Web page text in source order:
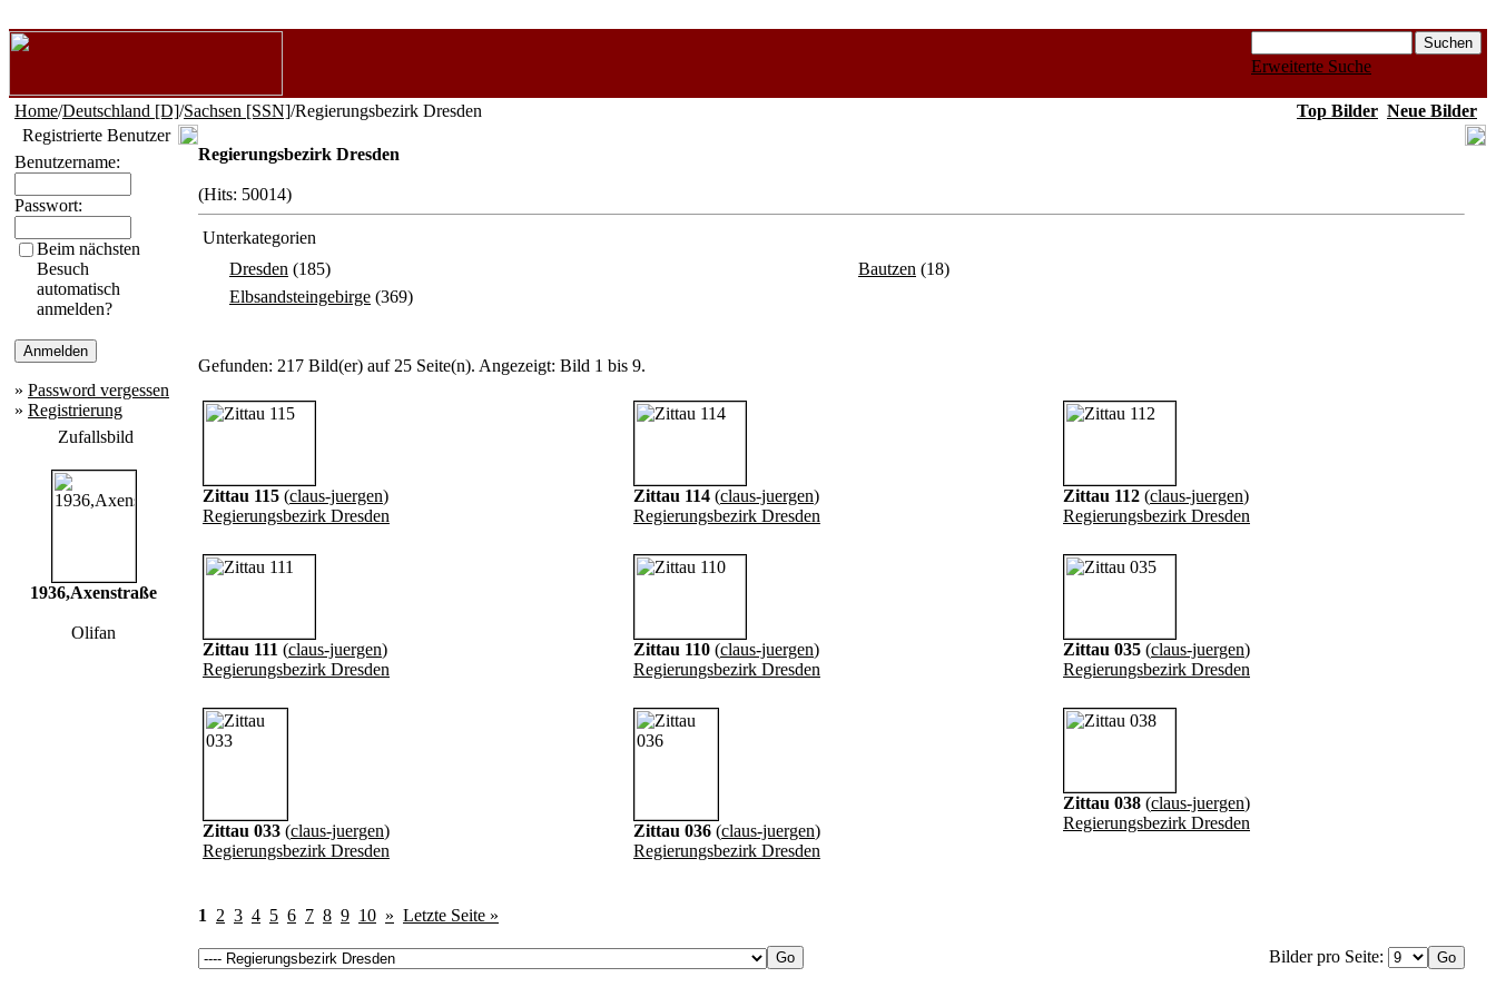
Erweiterte Suche
Home/Deutschland [D]/Sachsen [SSN]/Regierungsbezirk Dresden Top Bilder Neue Bilder
Registrierte Benutzer
Benutzername:
Passwort:
Beim nächsten
Besuch
automatisch
anmelden?
» Password vergessen
» Registrierung
Zufallsbild
1936,Axenstraße
Olifan
Regierungsbezirk Dresden
(Hits: 50014)
Unterkategorien
Dresden (185)
Elbsandsteingebirge (369)
Bautzen (18)
Gefunden: 217 Bild(er) auf 25 Seite(n). Angezeigt: Bild 1 bis 9.
Zittau 115 (claus-juergen)
Regierungsbezirk Dresden
Zittau 114 (claus-juergen)
Regierungsbezirk Dresden
Zittau 112 (claus-juergen)
Regierungsbezirk Dresden
Zittau 111 (claus-juergen)
Regierungsbezirk Dresden
Zittau 110 (claus-juergen)
Regierungsbezirk Dresden
Zittau 035 (claus-juergen)
Regierungsbezirk Dresden
Zittau 033 (claus-juergen)
Regierungsbezirk Dresden
Zittau 036 (claus-juergen)
Regierungsbezirk Dresden
Zittau 038 (claus-juergen)
Regierungsbezirk Dresden
1 2 3 4 5 6 7 8 9 10 » Letzte Seite »
Bilder pro Seite: